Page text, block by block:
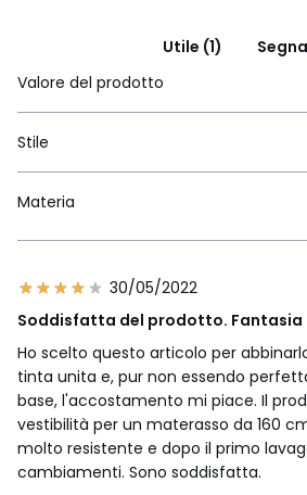
Utile (1)
Valore del prodotto
Stile
Materia
30/05/2022
Soddisfatta del prodotto. Fantasia
Ho scelto questo articolo per
tinta unita e, pur non essendo
base, l'accostamento mi piace. Il
vestibilità per un materasso da 160
molto resistente e dopo il primo
cambiamenti. Sono soddisfatta.